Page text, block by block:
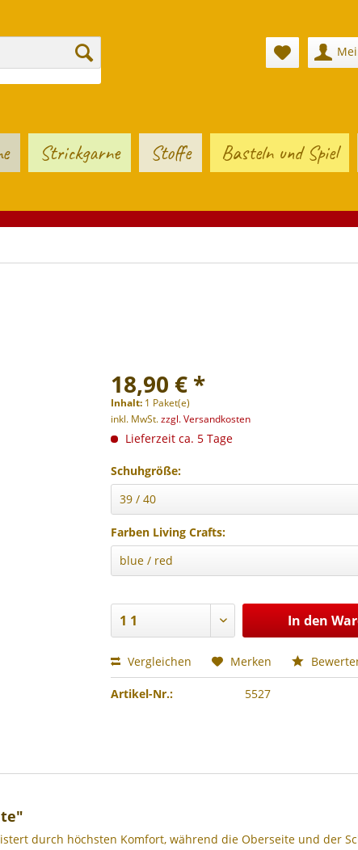
Strickgarne Stoffe Basteln und Spiel
18,90 € *
Inhalt: 1 Paket(e)
inkl. MwSt.zzgl. Versandkosten
Lieferzeit ca. 5 Tage
Schuhgröße:
Farben Living Crafts:
In den
Vergleichen Merken
Artikel-Nr.: 5527
durch höchsten Komfort, während die Oberseite und der